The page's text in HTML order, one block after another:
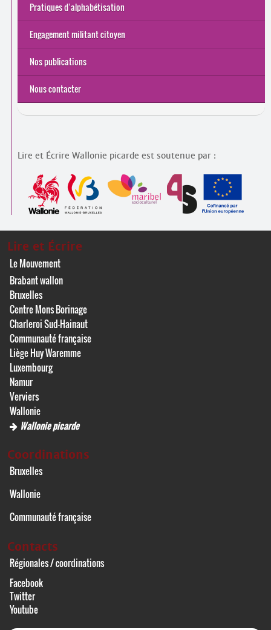
Pratiques d’alphabétisation
Engagement militant citoyen
Nos publications
Nous contacter
Lire et Écrire Wallonie picarde est soutenue par :
Lire et Écrire
Le Mouvement
Brabant wallon
Bruxelles
Centre Mons Borinage
Charleroi Sud-Hainaut
Communauté française
Liège Huy Waremme
Luxembourg
Namur
Verviers
Wallonie
Wallonie picarde
Coordinations
Bruxelles
Wallonie
Communauté française
Contacts
Régionales / coordinations
Facebook
Twitter
Youtube